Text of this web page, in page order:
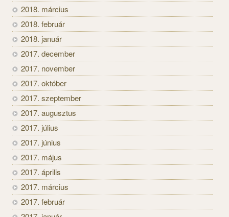
2018. március
2018. február
2018. január
2017. december
2017. november
2017. október
2017. szeptember
2017. augusztus
2017. július
2017. június
2017. május
2017. április
2017. március
2017. február